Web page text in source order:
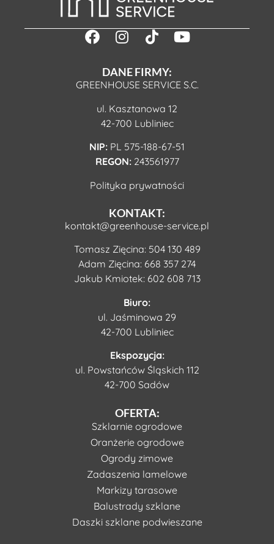
DANE FIRMY:
GREENHOUSE SERVICE S.C.
ul. Kasztanowa 12
42-700 Lubliniec
NIP: PL 575-188-67-51
REGON:243561977
Polityka prywatności
KONTAKT:
kontakt@greenhouse-service.pl
Tomasz Zięcina: 504 130 489
Adam Zięcina: 668 357 274
Jakub Kmiotek: 602 608 713
Biuro:
ul. Jaśminowa 29
42-700 Lubliniec
Ekspozycja:
ul. Powstańców Śląskich 112
42-700 Sadów
OFERTA:
Szklarnie ogrodowe
Oranżerie ogrodowe
Ogrody zimowe
Zadaszenia lamelowe
Markizy tarasowe
Balustrady szklane
Daszki szklane podwieszane